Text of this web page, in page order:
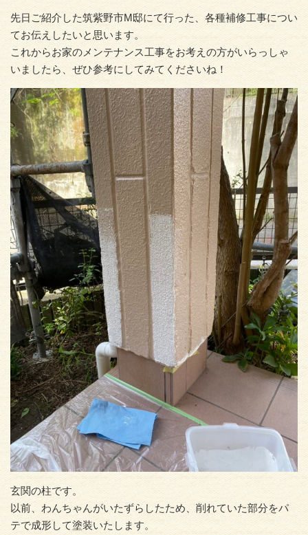
先日ご紹介した筑紫野市M邸にて行った、各種補修工事につい
てお伝えしたいと思います。
これからお家のメンテナンス工事をお考えの方がいらっしゃ
いましたら、ぜひ参考にしてみてくださいね！
玄関の柱です。
以前、わんちゃんがいたずらしたため、削れていた部分をパ
テで成形して塗装いたします。